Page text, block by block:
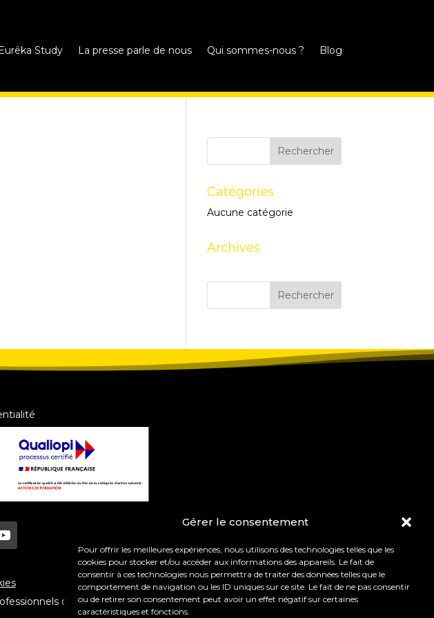
Gérer le consentement
Pour offrir les meilleures expériences, nous utilisons des technologies telles que les
cookies pour stocker et/ou accéder aux informations des appareils. Le fait de
consentir à ces technologies nous permettra de traiter des données telles que le
comportement de navigation ou les ID uniques sur ce site. Le fait de ne pas consentir
ou de retirer son consentement peut avoir un effet négatif sur certaines
caractéristiques et fonctions.
Study La presse parle de nous Qui sommes-nous ? Blog
Catégories
Aucune catégorie
Archives
du coaching et de l’orientation.Mentions légales